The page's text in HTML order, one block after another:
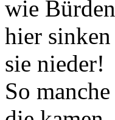
wie Bürden
hier sinken
sie nieder!
So manche